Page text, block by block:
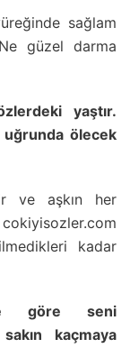
sağlam
güzel darma
yaştır.
ölecek
ve aşkın her
kadar
göre seni
kaçmaya